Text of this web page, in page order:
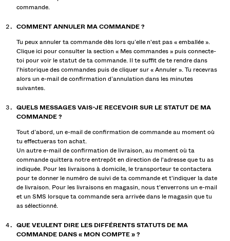
commande.
COMMENT ANNULER MA COMMANDE ?
Tu peux annuler ta commande dès lors qu’elle n'est pas « emballée ».
Clique ici pour consulter la section « Mes commandes » puis connecte-
toi pour voir le statut de ta commande. Il te suffit de te rendre dans
l'historique des commandes puis de cliquer sur « Annuler ». Tu recevras
alors un e-mail de confirmation d’annulation dans les minutes
suivantes.
QUELS MESSAGES VAIS-JE RECEVOIR SUR LE STATUT DE MA
COMMANDE ?
Tout d’abord, un e-mail de confirmation de commande au moment où
tu effectueras ton achat.
Un autre e-mail de confirmation de livraison, au moment où ta
commande quittera notre entrepôt en direction de l'adresse que tu as
indiquée. Pour les livraisons à domicile, le transporteur te contactera
pour te donner le numéro de suivi de ta commande et t'indiquer la date
de livraison. Pour les livraisons en magasin, nous t'enverrons un e-mail
et un SMS lorsque ta commande sera arrivée dans le magasin que tu
as sélectionné.
QUE VEULENT DIRE LES DIFFÉRENTS STATUTS DE MA
COMMANDE DANS « MON COMPTE » ?